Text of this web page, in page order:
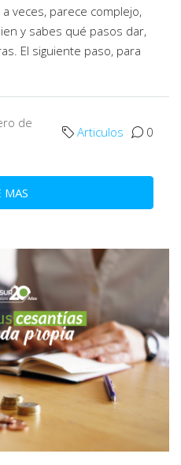
veces, parece complejo,
y sabes qué pasos dar,
El siguiente paso, para
de
Articulos 0
MAS